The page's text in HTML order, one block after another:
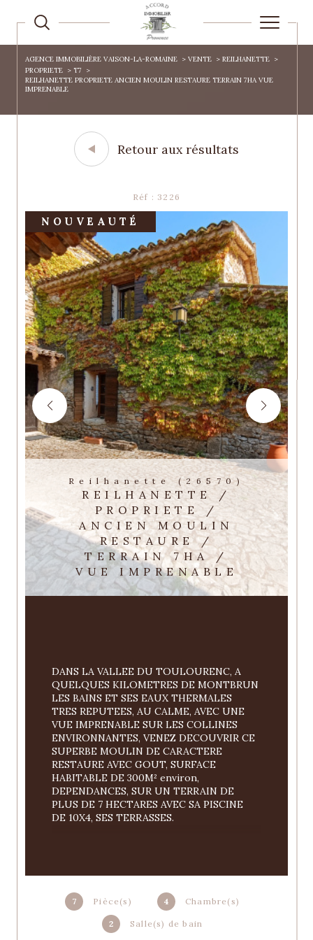
AGENCE IMMOBILIÈRE VAISON-LA-ROMAINE VENTE
REILHANETTE
PROPRIETE
T7
REILHANETTE PROPRIETE ANCIEN MOULIN RESTAURE TERRAIN 7HA VUE
IMPRENABLE
Retour aux résultats
Réf : 3226
NOUVEAUTÉ
Reilhanette (26570)
REILHANETTE /
PROPRIETE /
ANCIEN MOULIN
RESTAURE /
TERRAIN 7HA /
VUE IMPRENABLE
7 Pièce(s) 4 Chambre(s)
2 Salle(s) de bain
DANS LA VALLEE DU TOULOURENC, A
QUELQUES KILOMETRES DE MONTBRUN
LES BAINS ET SES EAUX THERMALES
TRES REPUTEES, AU CALME, AVEC UNE
VUE IMPRENABLE SUR LES COLLINES
ENVIRONNANTES, VENEZ DECOUVRIR CE
SUPERBE MOULIN DE CARACTERE
RESTAURE AVEC GOUT, SURFACE
HABITABLE DE 300M² environ,
DEPENDANCES, SUR UN TERRAIN DE
PLUS DE 7 HECTARES AVEC SA PISCINE
DE 10X4, SES TERRASSES.
VIVRE TRES LUMINEUSE DE 80M² environ,
AVEC SA CHEMINEE D'EPOQUE, SA
VERANDA, CUISINE SEMI EQUIPEE, 4
CHAMBRES, PIECE BUREAU, 2 SALLES DE
BAINS, TOILETTES,